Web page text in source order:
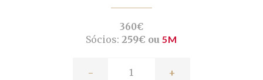
360€
Sócios: 259€ ou 5M
- +